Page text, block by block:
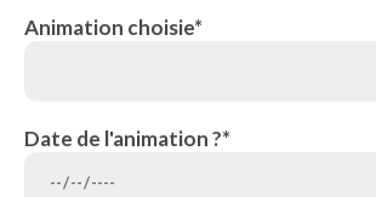
Animation choisie*
Date de l'animation ?*